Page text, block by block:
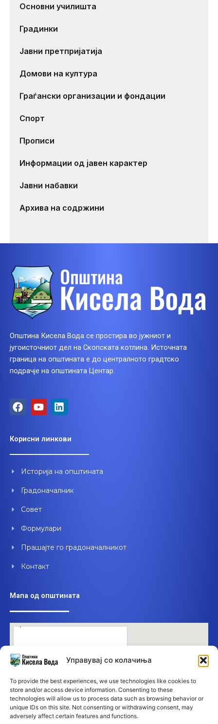
Управувај со колачиња
To provide the best experiences, we use technologies like cookies to
store and/or access device information. Consenting to these
technologies will allow us to process data such as browsing behavior or
unique IDs on this site. Not consenting or withdrawing consent, may
adversely affect certain features and functions.
Основни училишта
Градинки
Јавни претпријатија
Домови на култура
Граѓански организации и фондации
Спорт
Прописи
Информации од јавен карактер
Јавни набавки
Архива на содржини
Општина Кисела Вода се простира во јужниот и
југоисточниот дел на Скопската котлина. Источната
граница на општината е до централното градтско
подрачје на општината Центар.
F
a
b
o
k
Y
o
u
b
L
i
e
d
n
Корисни линкови
Историја на општината
Градоначалник
Совет
Формулари
Прашајте го градоначалникот
Контакт
Мапа од општината